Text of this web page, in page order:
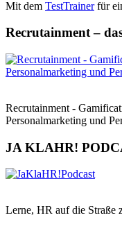
Mit dem TestTrainerfür
Recrutainment –
Recrutainment -
Personalmarketing und
JA KLAHR!
Lerne, HR auf die Straße